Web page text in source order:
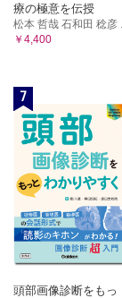
療の極意を伝授
松本 哲哉 石和田 稔彦
￥4,400
7
頭部画像診断をもっ